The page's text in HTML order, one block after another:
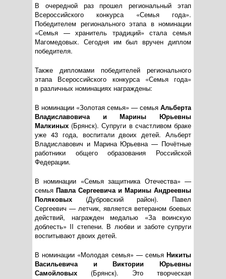
В очередной раз прошел региональный этап
Всероссийского конкурса «Семья года».
Победителем регионального этапа в номинации
«Семья — хранитель традиций» стала семья
Магомедовых. Сегодня им был вручен диплом
победителя.
Также дипломами победителей регионального
этапа Всероссийского конкурса «Семья года»
в различных номинациях награждены:
В номинации «Золотая семья» — семья Альберта
Владиславовича и Марины Юрьевны
Малкиных (Брянск). Супруги в счастливом браке
уже 43 года, воспитали двоих детей. Альберт
Владиславович и Марина Юрьевна — Почётные
работники общего образования Российской
Федерации.
В номинации «Семья защитника Отечества» —
семья Павла Сергеевича и Марины Андреевны
Поляковых (Дубровский район). Павел
Сергеевич — летчик, является ветераном боевых
действий, награжден медалью «За воинскую
доблесть» II степени. В любви и заботе супруги
воспитывают двоих детей.
В номинации «Молодая семья» — семья Никиты
Васильевича и Виктории Юрьевны
Самойловых (Брянск). Это творческая